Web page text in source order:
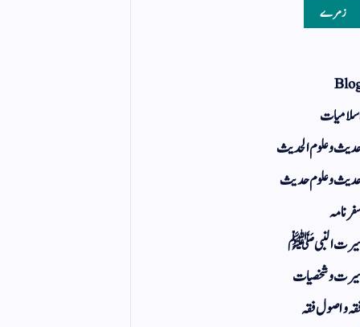
زمرے
و علوم الحدیث
و علوم حدیث
نامہ
النبی ﷺ
و شخصیات
و اصول فقہ